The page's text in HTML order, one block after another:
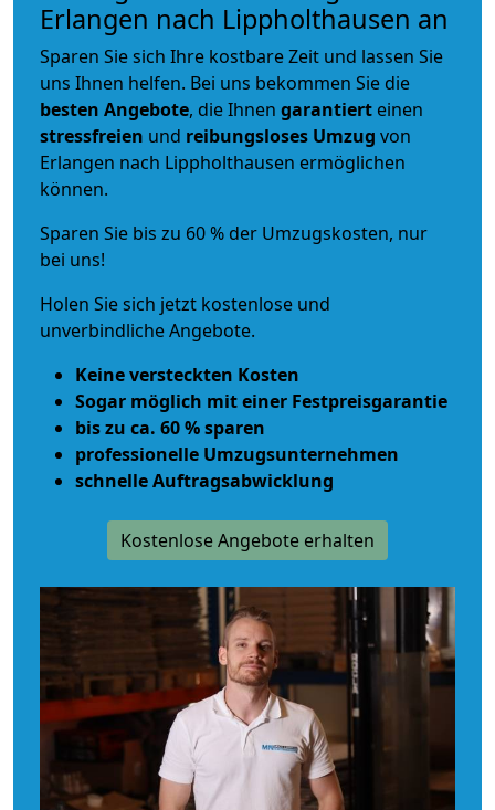
Erlangen nach Lippholthausen an
Sparen Sie sich Ihre kostbare Zeit und lassen Sie
uns Ihnen helfen. Bei uns bekommen Sie die
besten Angebote, die Ihnen garantiert einen
stressfreien und reibungsloses Umzug von
Erlangen nach Lippholthausen ermöglichen
können.
Sparen Sie bis zu 60 % der Umzugskosten, nur
bei uns!
Holen Sie sich jetzt kostenlose und
unverbindliche Angebote.
Keine versteckten Kosten
Sogar möglich mit einer Festpreisgarantie
bis zu ca. 60 % sparen
professionelle Umzugsunternehmen
schnelle Auftragsabwicklung
Kostenlose Angebote erhalten